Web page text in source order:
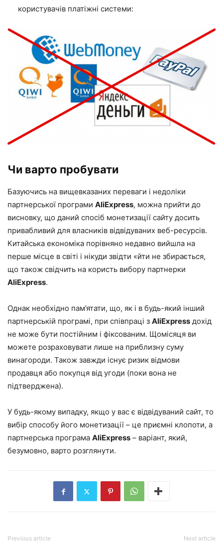
користувачів платіжні системи:
Чи варто пробувати
Базуючись на вищевказаних переваги і недоліки
партнерської програми AliExpress, можна прийти до
висновку, що даний спосіб монетизації сайту досить
привабливий для власників відвідуваних веб-ресурсів.
Китайська економіка порівняно недавно вийшла на
перше місце в світі і нікуди звідти «йти не збирається,
що також свідчить на користь вибору партнерки
AliExpress.
Однак необхідно пам’ятати, що, як і в будь-який інший
партнерській програмі, при співпраці з AliExpress дохід
не може бути постійним і фіксованим. Щомісяця ви
можете розраховувати лише на приблизну суму
винагороди. Також завжди існує ризик відмови
продавця або покупця від угоди (поки вона не
підтверджена).
У будь-якому випадку, якщо у вас є відвідуваний сайт, то
вибір способу його монетизації – це приємні клопоти, а
партнерська програма AliExpress – варіант, який,
безумовно, варто розглянути.
Previous article Next article